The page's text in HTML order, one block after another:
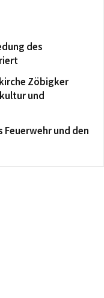
des
Zöbigker
und
und den